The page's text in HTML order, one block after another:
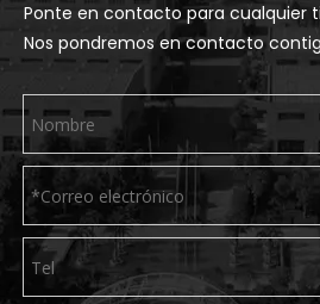
Ponte en contacto para cualquier
Nos pondremos en contacto